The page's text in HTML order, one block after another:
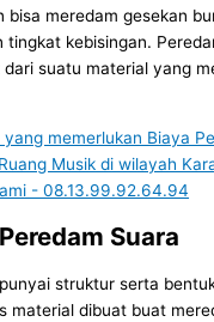
bisa meredam gesekan
tingkat kebisingan.
suatu material yang
Suara
struktur serta
material dibuat buat